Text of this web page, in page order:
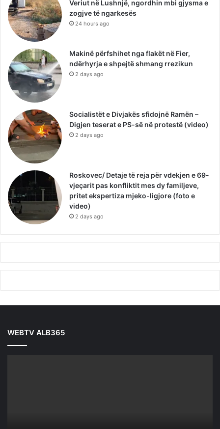
Veriut në Lushnjë, ngordhin mbi gjysma e
zogjve të ngarkesës
24 hours ago
Makinë përfshihet nga flakët në Fier,
ndërhyrja e shpejtë shmang rrezikun
2 days ago
Socialistët e Divjakës sfidojnë Ramën –
Digjen teserat e PS-së në protestë (video)
2 days ago
Roskovec/ Detaje të reja për vdekjen e 69-
vjeçarit pas konfliktit mes dy familjeve,
pritet ekspertiza mjeko-ligjore (foto e
video)
2 days ago
WEBTV ALB365